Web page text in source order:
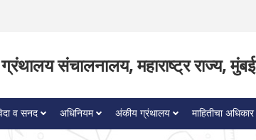
ग्रंथालय संचालनालय, महाराष्ट्र राज्य, मुंबई
व सनद अधिनियम अंकीय ग्रंथालय माहितीचा अधिकार